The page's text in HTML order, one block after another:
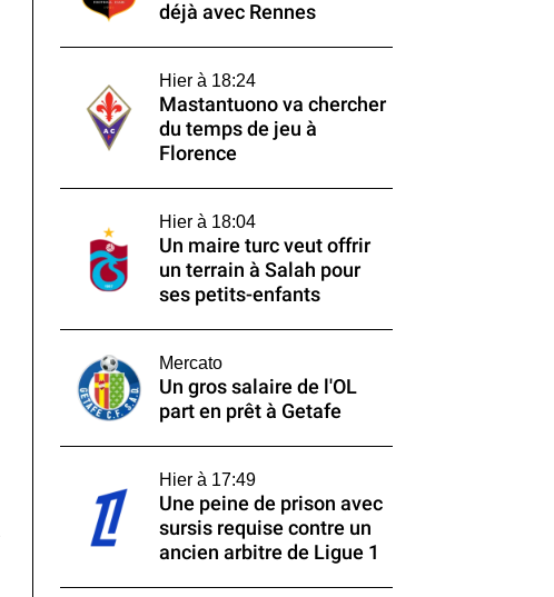
déjà avec Rennes
Hier à 18:24
Mastantuono va chercher
du temps de jeu à
Florence
Hier à 18:04
Un maire turc veut offrir
un terrain à Salah pour
ses petits-enfants
Mercato
Un gros salaire de l'OL
part en prêt à Getafe
Hier à 17:49
Une peine de prison avec
sursis requise contre un
ancien arbitre de Ligue 1